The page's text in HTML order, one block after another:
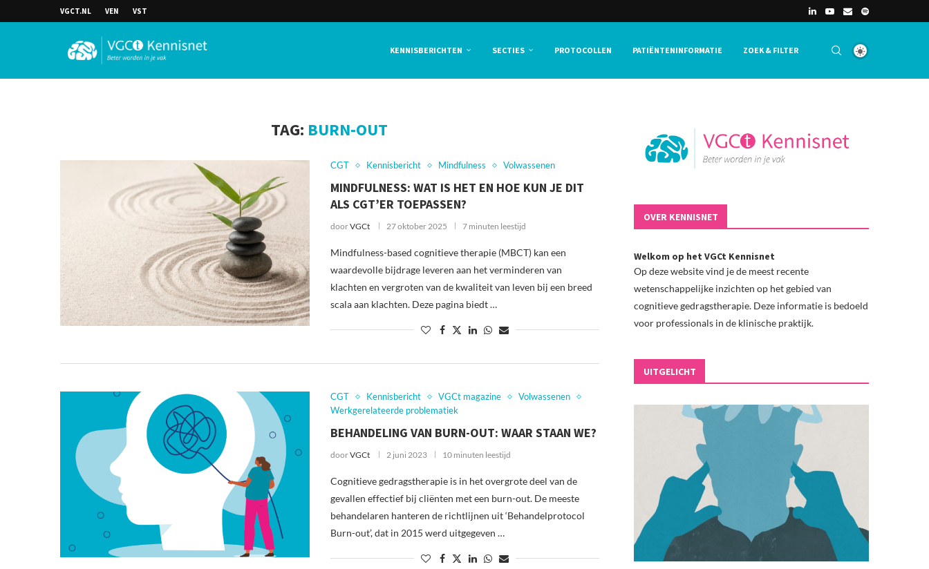
VGCT.NL VEN VST
KENNISBERICHTEN SECTIES PROTOCOLLEN PATIËNTENINFORMATIE ZOEK & FILTER
TAG: BURN-OUT
CGT Kennisbericht Mindfulness Volwassenen
MINDFULNESS: WAT IS HET EN HOE KUN JE DIT
ALS CGT’ER TOEPASSEN?
doorVGCt 27 oktober 2025 7 minuten leestijd
Mindfulness-based cognitieve therapie (MBCT) kan een
waardevolle bijdrage leveren aan het verminderen van
klachten en vergroten van de kwaliteit van leven bij een breed
scala aan klachten. Deze pagina biedt …
CGT Kennisbericht VGCt magazine
Volwassenen
Werkgerelateerde problematiek
BEHANDELING VAN BURN-OUT: WAAR STAAN WE?
doorVGCt 2 juni 2023 10 minuten leestijd
Cognitieve gedragstherapie is in het overgrote deel van de
gevallen effectief bij cliënten met een burn-out. De meeste
behandelaren hanteren de richtlijnen uit ‘Behandelprotocol
Burn-out’, dat in 2015 werd uitgegeven …
OVER KENNISNET
Welkom op het VGCt Kennisnet
Op deze website vind je de meest recente
wetenschappelijke inzichten op het gebied van
cognitieve gedragstherapie. Deze informatie is bedoeld
voor professionals in de klinische praktijk.
UITGELICHT